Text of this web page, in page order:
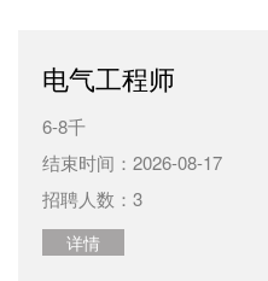
电气工程师
6-8千
结束时间：2026-08-17
招聘人数：3
详情